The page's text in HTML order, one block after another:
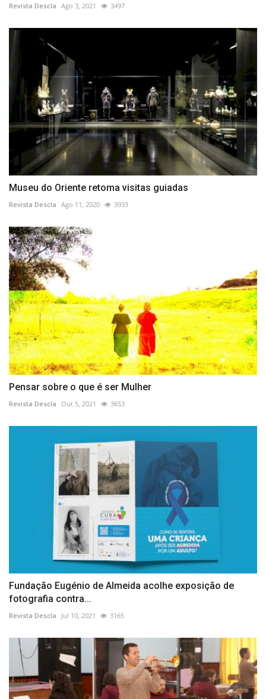
Revista Descla Ago 3, 2021 3497
Museu do Oriente retoma visitas guiadas
Revista Descla Ago 11, 2020 3933
Pensar sobre o que é ser Mulher
Revista Descla Out 5, 2021 3653
Fundação Eugénio de Almeida acolhe exposição de
fotografia contra...
Revista Descla Jul 10, 2021 3165